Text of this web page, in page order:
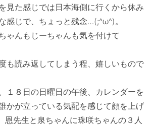
見た感じでは日本海側に行くから休み
感じで、ちょっと残念…(;^ω^)。
ゃんもじーちゃんも気を付けて
も読み返してしまう程、嬉しいもので
１８日の日曜日の午後、カレンダーを
かが立っている気配を感じて顔を上げ
恩先生と泉ちゃんに珠咲ちゃんの３人